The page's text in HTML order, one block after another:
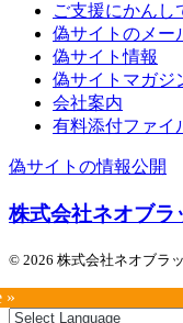
ご支援にかんし
偽サイトのメー
偽サイト情報
偽サイトマガジ
会社案内
有料添付ファイ
偽サイトの情報公開
株式会社ネオブラ
© 2026 株式会社ネオブラ
»